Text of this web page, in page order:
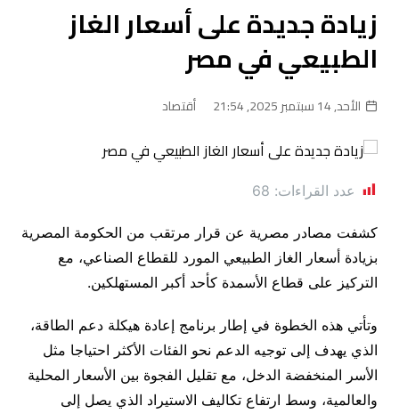
زيادة جديدة على أسعار الغاز
الطبيعي في مصر
الأحد, 14 سبتمبر 2025, 21:54 أقتصاد
عدد القراءات: 68
كشفت مصادر مصرية عن قرار مرتقب من الحكومة المصرية
بزيادة أسعار الغاز الطبيعي المورد للقطاع الصناعي، مع
التركيز على قطاع الأسمدة كأحد أكبر المستهلكين.
وتأتي هذه الخطوة في إطار برنامج إعادة هيكلة دعم الطاقة،
الذي يهدف إلى توجيه الدعم نحو الفئات الأكثر احتياجا مثل
الأسر المنخفضة الدخل، مع تقليل الفجوة بين الأسعار المحلية
والعالمية، وسط ارتفاع تكاليف الاستيراد الذي يصل إلى